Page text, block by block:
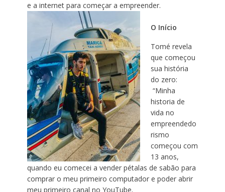
e a internet para começar a empreender.
O Início
Tomé revela
que começou
sua história
do zero:
“Minha
historia de
vida no
empreendedo
rismo
começou com
13 anos,
quando eu comecei a vender pétalas de sabão para
comprar o meu primeiro computador e poder abrir
meu primeiro canal no YouTube.